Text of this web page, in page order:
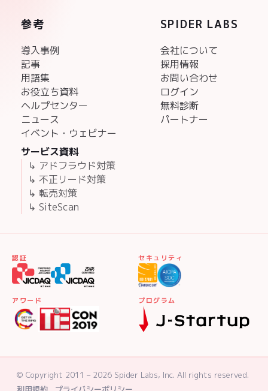
参考
導入事例
記事
用語集
お役立ち資料
ヘルプセンター
ニュース
イベント・ウェビナー
サービス資料
↳ アドフラウド対策
↳ 不正リード対策
↳ 転売対策
↳ SiteScan
SPIDER LABS
会社について
採用情報
お問い合わせ
ログイン
無料診断
パートナー
認証 セキュリティ
アワード プログラム
© Copyright 2011 – 2026 Spider Labs, Inc. All rights reserved.